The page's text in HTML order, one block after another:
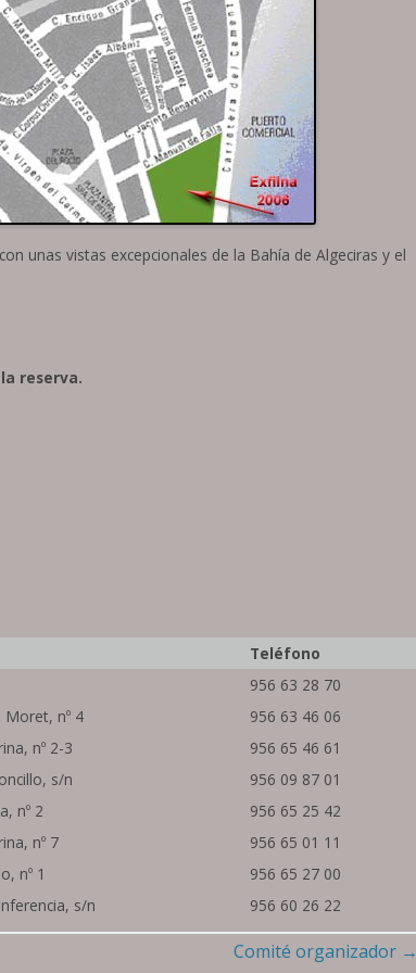
unas vistas excepcionales de la Bahía de Algeciras y el
reserva.
Teléfono
956 63 28 70
Moret, nº 4
956 63 46 06
nº 2-3
956 65 46 61
s/n
956 09 87 01
nº 2
956 65 25 42
nº 7
956 65 01 11
nº 1
956 65 27 00
s/n 956 60 26 22
Comité organizador →